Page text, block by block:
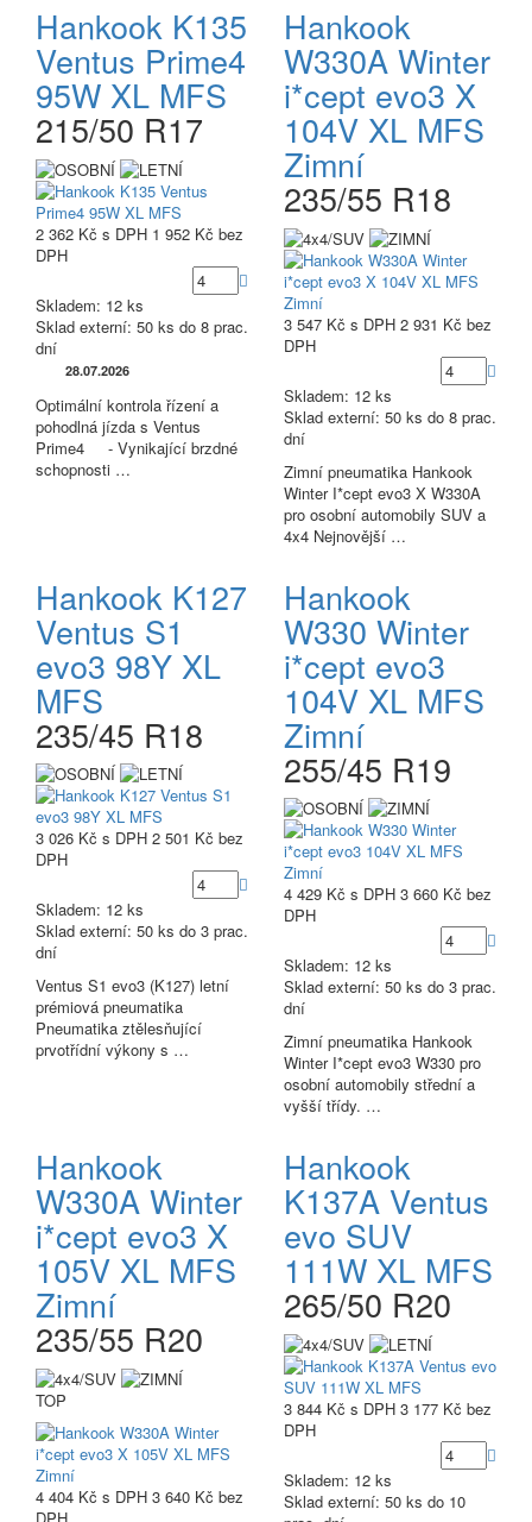
Hankook K135
Ventus Prime4
95W XL MFS
215/50 R17
2 362 Kč s DPH 1 952 Kč bez
DPH
Skladem: 12 ks
Sklad externí: 50 ks do 8 prac.
dní
28.07.2026
Optimální kontrola řízení a
pohodlná jízda s Ventus
Prime4 - Vynikající brzdné
schopnosti …
Hankook
W330A Winter
i*cept evo3 X
104V XL MFS
Zimní
235/55 R18
3 547 Kč s DPH 2 931 Kč bez
DPH
Skladem: 12 ks
Sklad externí: 50 ks do 8 prac.
dní
Zimní pneumatika Hankook
Winter I*cept evo3 X W330A
pro osobní automobily SUV a
4x4 Nejnovější …
Hankook K127
Ventus S1
evo3 98Y XL
MFS
235/45 R18
3 026 Kč s DPH 2 501 Kč bez
DPH
Skladem: 12 ks
Sklad externí: 50 ks do 3 prac.
dní
Ventus S1 evo3 (K127) letní
prémiová pneumatika
Pneumatika ztělesňující
prvotřídní výkony s …
Hankook
W330 Winter
i*cept evo3
104V XL MFS
Zimní
255/45 R19
4 429 Kč s DPH 3 660 Kč bez
DPH
Skladem: 12 ks
Sklad externí: 50 ks do 3 prac.
dní
Zimní pneumatika Hankook
Winter I*cept evo3 W330 pro
osobní automobily střední a
vyšší třídy. …
Hankook
W330A Winter
i*cept evo3 X
105V XL MFS
Zimní
235/55 R20
TOP
4 404 Kč s DPH 3 640 Kč bez
DPH
Hankook
K137A Ventus
evo SUV
111W XL MFS
265/50 R20
3 844 Kč s DPH 3 177 Kč bez
DPH
Skladem: 12 ks
Sklad externí: 50 ks do 10